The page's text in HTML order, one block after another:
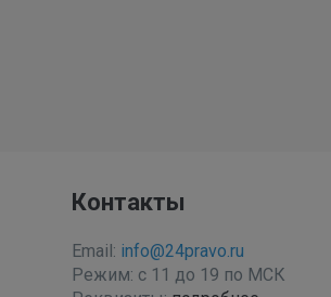
Контакты
Email: info@24pravo.ru
Режим: с 11 до 19 по МСК